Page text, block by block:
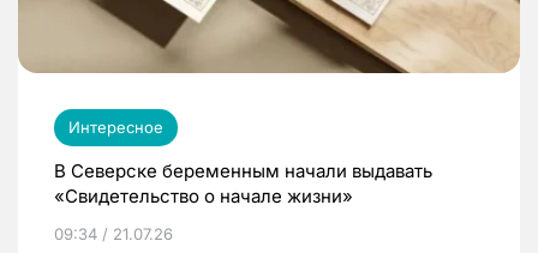
Интересное
В Северске беременным начали выдавать
«Свидетельство о начале жизни»
09:34 / 21.07.26